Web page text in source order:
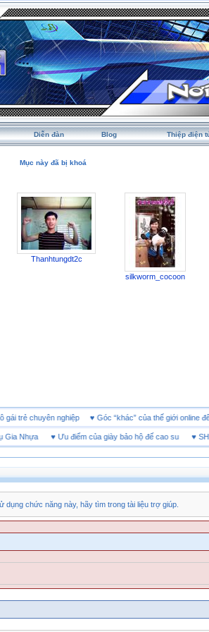
Diễn đàn Blog Thiệp điện
Mục này đã bị khoá
Thanhtungdt2c
silkworm_cocoon
cô gái trẻ chuyên nghiệp ♥Góc “khác” của thế giới
Nhựa♥ Ưu điểm của giày bảo hộ đế cao su♥
chức năng này, hãy tìm trong tài liệu trợ giúp.